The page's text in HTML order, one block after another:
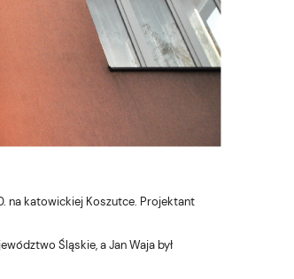
na katowickiej Koszutce. Projektant
Śląskie, a Jan Waja był